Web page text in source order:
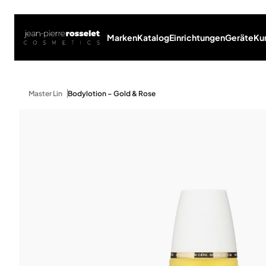
MarkenKatalogEinrichtungenGeräte
Master Lin Bodylotion – Gold & Rose